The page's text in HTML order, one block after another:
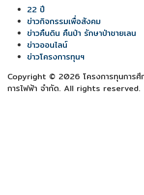
22 ปี
ข่าวกิจกรรมเพื่อสังคม
ข่าวคืนดิน คืนป่า รักษาป่าชายเลน
ข่าวออนไลน์
ข่าวโครงการทุนฯ
Copyright © 2026 โครงการทุนการศึ
การไฟฟ้า จำกัด. All rights reserved.